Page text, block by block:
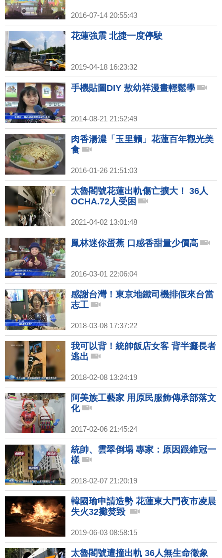
2016-07-14 20:55:43
花蓮強震 北捷一度停駛
2019-04-18 16:23:32
手機貼圖DIY 敖幼祥漫畫輕鬆學
2014-08-21 21:52:49
肉香湯濃「玉里麵」花蓮百年觀光美
食
2016-01-26 21:51:03
太魯閣號花蓮出軌傷亡擴大！ 36人
OCHA.72人受困
2021-04-02 13:01:48
鳳林迷你蛋蕉 口感香甜量少價高
2016-03-01 22:06:04
感謝台灣！東京地鐵司機排假來台當
志工
2018-03-08 17:37:22
我可以背！統帥飯店女客 背半癱長者
逃出
2018-02-08 13:24:19
阿美族工藝家 用原民服飾傳承部落文
化
2017-02-06 21:45:24
統帥、雲翠倒塌 專家：原因跟維冠一
樣
2018-02-07 21:20:19
韓國瑜申請造勢 花蓮東大門夜市凌晨
失火32攤焚毀
2019-06-03 08:58:15
太魯閣號遭撞出軌 36人無生命徵象